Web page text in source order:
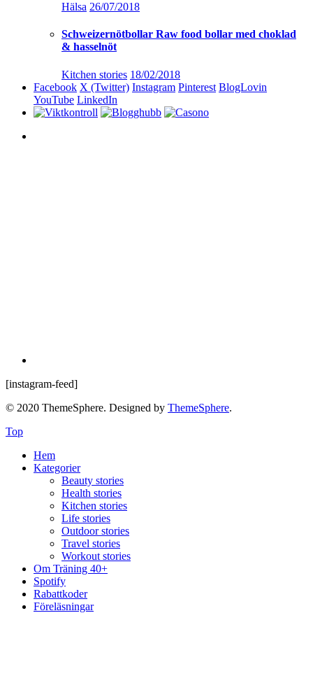
Hälsa 26/07/2018
Schweizernötbollar Raw food bollar med choklad
& hasselnöt
Kitchen stories 18/02/2018
Facebook X (Twitter) Instagram Pinterest BlogLovin
YouTube LinkedIn
[instagram-feed]
© 2020 ThemeSphere. Designed by ThemeSphere.
Top
Hem
Kategorier
Beauty stories
Health stories
Kitchen stories
Life stories
Outdoor stories
Travel stories
Workout stories
Om Träning 40+
Spotify
Rabattkoder
Föreläsningar